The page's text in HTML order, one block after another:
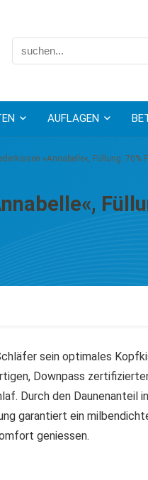
AUFLAGEN
»Annabelle«, Füllung: 70%
sein optimales
Downpass
Durch den Daunenanteil
garantiert ein
geniessen.